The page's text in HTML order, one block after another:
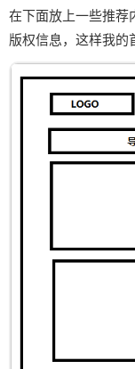
在下面放上一些推荐
版权信息，这样我的